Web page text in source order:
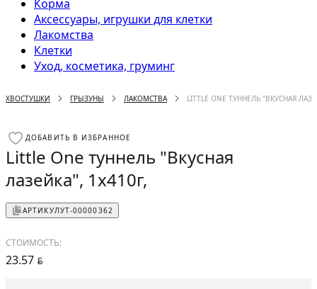
Корма
Аксессуары, игрушки для клетки
Лакомства
Клетки
Уход, косметика, груминг
ХВОСТУШКИ ГРЫЗУНЫ ЛАКОМСТВА LITTLE ONE ТУННЕЛЬ "ВКУСНАЯ
ДОБАВИТЬ В ИЗБРАННОЕ
Little One туннель "Вкусная
лазейка", 1x410г,
АРТИКУЛУТ-00000362
СТОИМОСТЬ:
23.57 BYN